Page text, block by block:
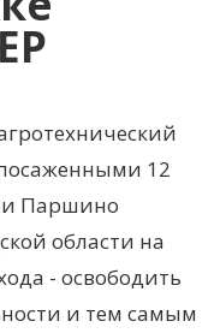
12
Паршино
области на
- освободить
и тем самым